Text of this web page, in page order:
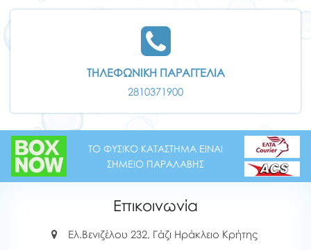
ΤΗΛΕΦΩΝΙΚΗ ΠΑΡΑΓΓΕΛΙΑ
2810371900
ΤΟ ΦΥΣΙΚΟ ΚΑΤΑΣΤΗΜΑ ΕΙΝΑΙ
ΣΗΜΕΙΟ ΠΑΡΑΛΑΒΗΣ
Επικοινωνία
Ελ.Βενιζέλου 232, Γάζι Ηράκλειο Κρήτης